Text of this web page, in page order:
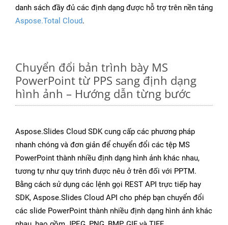
danh sách đầy đủ các định dạng được hỗ trợ trên nền tảng
Aspose.Total Cloud.
Chuyển đổi bản trình bày MS
PowerPoint từ PPS sang định dạng
hình ảnh – Hướng dẫn từng bước
Aspose.Slides Cloud SDK cung cấp các phương pháp
nhanh chóng và đơn giản để chuyển đổi các tệp MS
PowerPoint thành nhiều định dạng hình ảnh khác nhau,
tương tự như quy trình được nêu ở trên đối với PPTM.
Bằng cách sử dụng các lệnh gọi REST API trực tiếp hay
SDK, Aspose.Slides Cloud API cho phép bạn chuyển đổi
các slide PowerPoint thành nhiều định dạng hình ảnh khác